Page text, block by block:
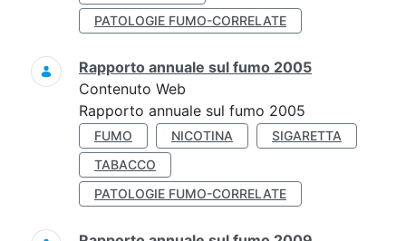
PATOLOGIE FUMO-CORRELATE
Rapporto annuale sul fumo 2005
Contenuto Web
Rapporto annuale sul fumo 2005
FUMO NICOTINA
SIGARETTA
TABACCO
PATOLOGIE FUMO-CORRELATE